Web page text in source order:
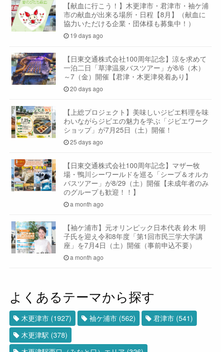
【献血に行こう！】木更津市・君津市・袖ケ浦
市の献血が出来る場所・日程【8月】（献血に
協力いただける企業・団体様も募集中！）
19 days ago
【日東交通株式会社100周年記念】涼を求めて
一泊二日「草津温泉バスツアー」が8/6（木）
～7（金）開催【君津・木更津発着あり】
20 days ago
【上総プロジェクト】美味しいジビエ料理を味
わいながらジビエの魅力を学ぶ「ジビエワーク
ショップ」が7月25日（土）開催！
25 days ago
【日東交通株式会社100周年記念】マザー牧
場・鴨川シーワールドを巡る「シープ＆オルカ
バスツアー」が8/29（土）開催【未成年者のみ
のグループも歓迎！！】
a month ago
【袖ケ浦市】元オリンピック日本代表 鈴木 明
子氏を迎え令和8年度「第1回市民三学大学講
座」を7月4日（土）開催（事前申込不要）
a month ago
よくあるテーマから探す
木更津市 (1927) 袖ケ浦市 (562) 君津市 (541)
木更津駅 (378)